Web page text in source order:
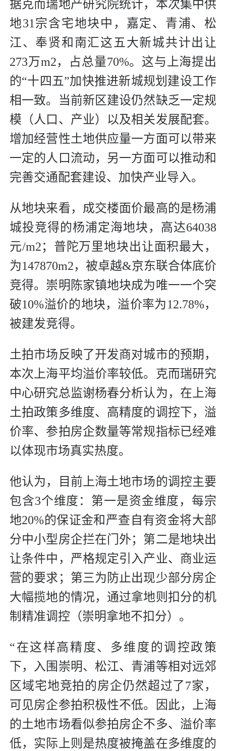
据克而瑞地产研究院统计，本次集中供
地31宗含宅地块中，嘉定、青浦、松
江、奉贤和南汇这五大新城共计出让
273万m2，占总量70%。这与上海提出
的“十四五”加快推进新城规划建设工作
相一致。当前新区建设仍然缺乏一定规
模（人口、产业）以及相关发展配套。
增加经营性土地供应量一方面可以带来
一定的人口流动，另一方面可以推动和
完善交通配套建设、加快产业导入。
从地块来看，成交楼面价最高的是杨浦
城投竞得的杨浦定海地块，高达64038
元/m2；普陀万里地块出让面积最大，
为147870m2，被卓越&京东联合体底价
竞得。崇明陈家镇地块成为唯一一个突
破10%溢价的地块，溢价率为12.78%，
被建发竞得。
土拍市场反映了开发商对城市的预期，
本次上海平均溢价率较低。克而瑞研究
中心研究总监谢杨春分析认为，在上海
土拍政策多维度、高精度的调控下，溢
价率、参拍房企数量等常规指标已经难
以体现市场真实热度。
他认为，目前上海土地市场的调控主要
包含3个维度：第一是资金维度，每宗
地20%的保证金和严查自有资金将大部
分中小型房企拦在门外；第二是地块出
让条件中，严格规定引入产业、商业运
营的要求；第三为防止出现少部分房企
大幅揽地的情况，通过拿地则扣分的机
制精准调控（崇明拿地不扣分）。
“在这样高精度、多维度的调控政策
下，入围崇明、松江、青浦等相对远郊
区域宅地竞拍的房企仍然超过了7家，
可见房企参拍积极性不低。因此，上海
的土地市场看似参拍房企不多、溢价率
低，实际上则是热度被掩盖在多维度的